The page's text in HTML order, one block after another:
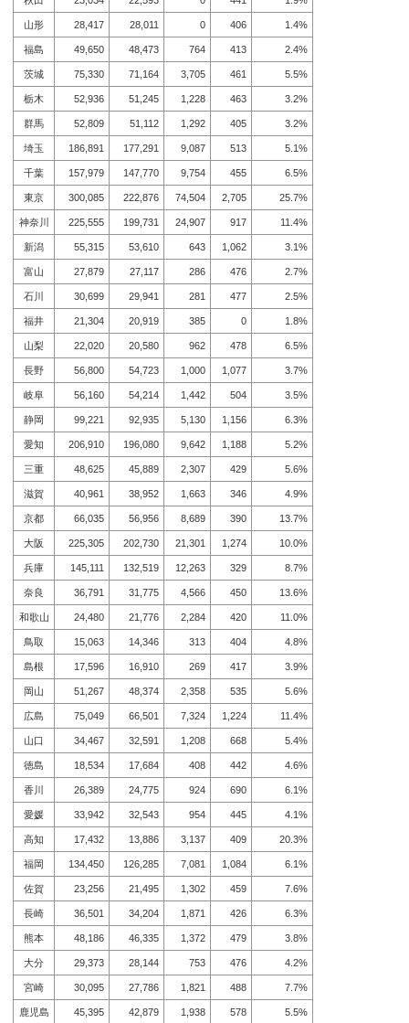
山形 28,417 28,011 0 406 1.4%
福島 49,650 48,473 764 413 2.4%
茨城 75,330 71,164 3,705 461 5.5%
栃木 52,936 51,245 1,228 463 3.2%
群馬 52,809 51,112 1,292 405 3.2%
埼玉 186,891 177,291 9,087 513 5.1%
千葉 157,979 147,770 9,754 455 6.5%
東京 300,085 222,876 74,504 2,705 25.7%
神奈川 225,555 199,731 24,907 917 11.4%
新潟 55,315 53,610 643 1,062 3.1%
富山 27,879 27,117 286 476 2.7%
石川 30,699 29,941 281 477 2.5%
福井 21,304 20,919 385 0 1.8%
山梨 22,020 20,580 962 478 6.5%
長野 56,800 54,723 1,000 1,077 3.7%
岐阜 56,160 54,214 1,442 504 3.5%
静岡 99,221 92,935 5,130 1,156 6.3%
愛知 206,910 196,080 9,642 1,188 5.2%
三重 48,625 45,889 2,307 429 5.6%
滋賀 40,961 38,952 1,663 346 4.9%
京都 66,035 56,956 8,689 390 13.7%
大阪 225,305 202,730 21,301 1,274 10.0%
兵庫 145,111 132,519 12,263 329 8.7%
奈良 36,791 31,775 4,566 450 13.6%
和歌山 24,480 21,776 2,284 420 11.0%
鳥取 15,063 14,346 313 404 4.8%
島根 17,596 16,910 269 417 3.9%
岡山 51,267 48,374 2,358 535 5.6%
広島 75,049 66,501 7,324 1,224 11.4%
山口 34,467 32,591 1,208 668 5.4%
徳島 18,534 17,684 408 442 4.6%
香川 26,389 24,775 924 690 6.1%
愛媛 33,942 32,543 954 445 4.1%
高知 17,432 13,886 3,137 409 20.3%
福岡 134,450 126,285 7,081 1,084 6.1%
佐賀 23,256 21,495 1,302 459 7.6%
長崎 36,501 34,204 1,871 426 6.3%
熊本 48,186 46,335 1,372 479 3.8%
大分 29,373 28,144 753 476 4.2%
宮崎 30,095 27,786 1,821 488 7.7%
鹿児島 45,395 42,879 1,938 578 5.5%